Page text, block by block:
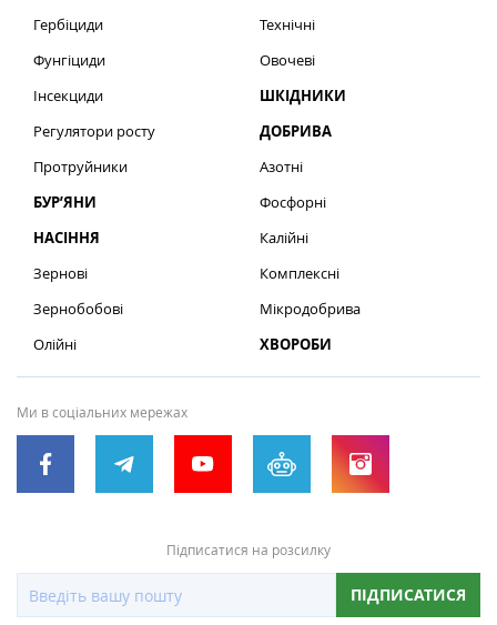
Гербіциди
Фунгіциди
Інсекциди
Регулятори росту
Протруйники
БУР’ЯНИ
НАСІННЯ
Зернові
Зернобобові
Олійні
Технічні
Овочеві
ШКІДНИКИ
ДОБРИВА
Азотні
Фосфорні
Калійні
Комплексні
Мікродобрива
ХВОРОБИ
Ми в соціальних мережах
Підписатися на розсилку
ПІДПИСАТИСЯ